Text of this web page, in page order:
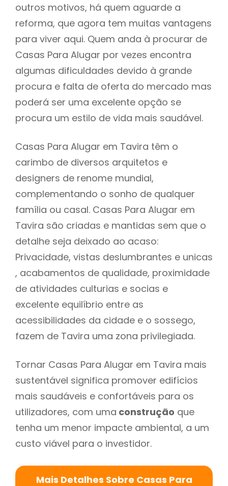
outros motivos, há quem aguarde a
reforma, que agora tem muitas vantagens
para viver aqui. Quem anda à procurar de
Casas Para Alugar por vezes encontra
algumas dificuldades devido à grande
procura e falta de oferta do mercado mas
poderá ser uma excelente opção se
procura um estilo de vida mais saudável.
Casas Para Alugar em Tavira têm o
carimbo de diversos arquitetos e
designers de renome mundial,
complementando o sonho de qualquer
família ou casal. Casas Para Alugar em
Tavira são criadas e mantidas sem que o
detalhe seja deixado ao acaso:
Privacidade, vistas deslumbrantes e unicas
, acabamentos de qualidade, proximidade
de atividades culturias e socias e
excelente equilíbrio entre as
acessibilidades da cidade e o sossego,
fazem de Tavira uma zona privilegiada.
Tornar Casas Para Alugar em Tavira mais
sustentável significa promover edifícios
mais saudáveis e confortáveis para os
utilizadores, com uma construção que
tenha um menor impacte ambiental, a um
custo viável para o investidor.
Mais Detalhes Sobre Casas Para